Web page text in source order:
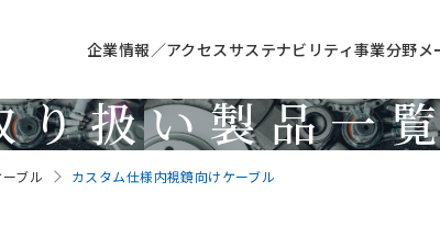
企業情報／アクセスサステナビリティ事業分野メ
り扱い製品一
Products
ブル カスタム仕様内視鏡向けケーブル